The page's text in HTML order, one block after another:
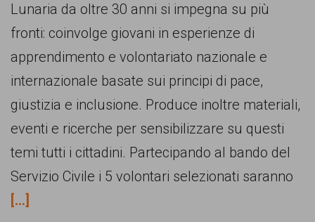
che
battono
pari
opportunità
Lunaria da oltre 30 anni si impegna su più
fronti: coinvolge giovani in esperienze di
apprendimento e volontariato nazionale e
internazionale basate sui principi di pace,
giustizia e inclusione. Produce inoltre materiali,
eventi e ricerche per sensibilizzare su questi
temi tutti i cittadini. Partecipando al bando del
Servizio Civile i 5 volontari selezionati saranno
[...]